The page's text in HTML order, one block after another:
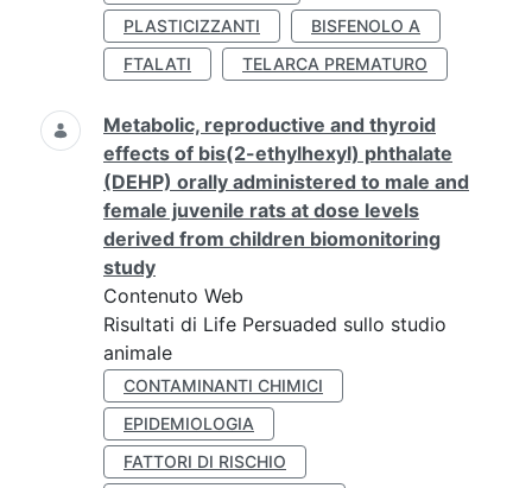
PLASTICIZZANTI
BISFENOLO A
FTALATI
TELARCA PREMATURO
Metabolic, reproductive and thyroid
effects of bis(2-ethylhexyl) phthalate
(DEHP) orally administered to male and
female juvenile rats at dose levels
derived from children biomonitoring
study
Contenuto Web
Risultati di Life Persuaded sullo studio
animale
CONTAMINANTI CHIMICI
EPIDEMIOLOGIA
FATTORI DI RISCHIO